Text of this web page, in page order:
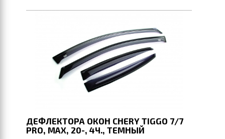
ДЕФЛЕКТОРА ОКОН CHERY TIGGO 7/7
PRO, MAX, 20-, 4Ч., ТЕМНЫЙ